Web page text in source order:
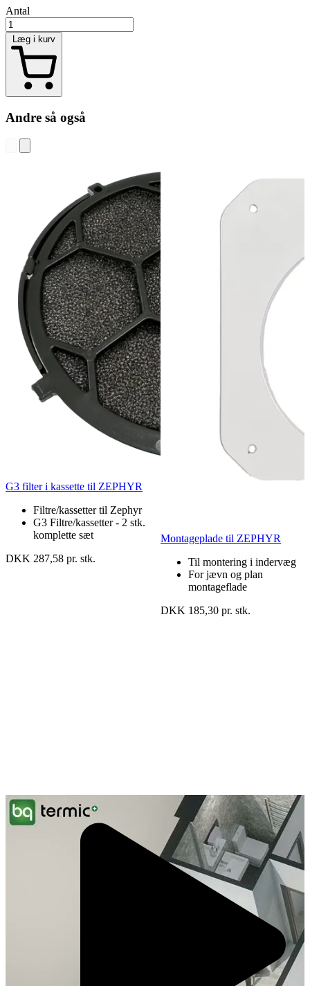
Antal
Læg i kurv
Andre så også
G3 filter i kassette til ZEPHYR
Filtre/kassetter til Zephyr
G3 Filtre/kassetter - 2 stk.
komplette sæt
DKK 287,58 pr. stk.
Montageplade til ZEPHYR
Til montering i indervæg
For jævn og plan
montageflade
DKK 185,30 pr. stk.